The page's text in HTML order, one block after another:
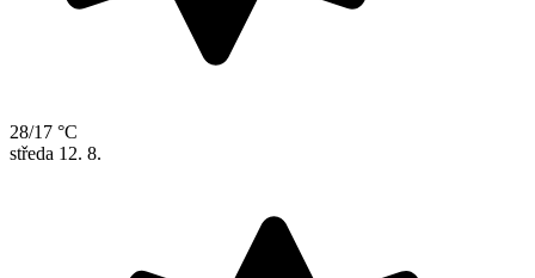
28/17 °C
středa 12. 8.